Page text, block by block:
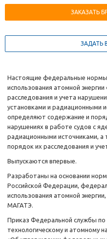
ЗАКАЗАТЬ
ЗАДАТЬ
Настоящие федеральные нормы
использования атомной
расследования и учета
установками и радиационными
определяют содержание и
нарушениях в работе судов с
радиационными источниками, а
порядок их расследования и
Выпускаются впервые.
Разработаны на основании
Российской Федерации,
использования атомной
МАГАТЭ.
Приказ Федеральной службы по
технологическому и атомному